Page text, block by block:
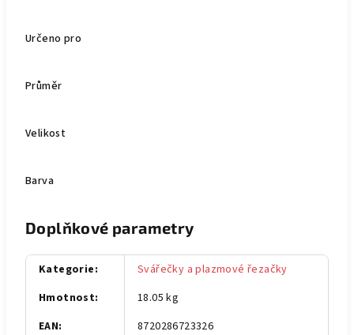
Určeno pro
Průměr
Velikost
Barva
Doplňkové parametry
Kategorie:
Svářečky a plazmové řezačky
Hmotnost:
18.05 kg
EAN: 8720286723326